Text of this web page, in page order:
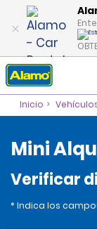
Inicio
Mini
Verificar
* Indica los